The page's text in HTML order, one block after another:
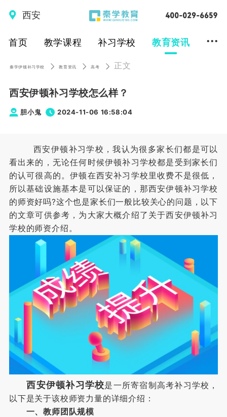
西安
首页 教学课程 补习学校 教育资讯 ...
秦学伊顿补习学校 教育资讯 高考 正文
西安伊顿补习学校怎么样？
胆小鬼 2024-11-06 16:58:04
西安伊顿补习学校，我认为很多家长们都是可以
看出来的，无论任何时候伊顿补习学校都是受到家长们
的认可很高的。伊顿在西安补习学校里收费不是很低，
所以基础设施基本是可以保证的，那西安伊顿补习学校
的师资好吗?这个也是家长们一般比较关心的问题，以下
的文章可供参考，为大家大概介绍了关于西安伊顿补习
学校的师资介绍。
西安伊顿补习学校是一所寄宿制高考补习学校，
以下是关于该校师资力量的详细介绍：
一、教师团队规模